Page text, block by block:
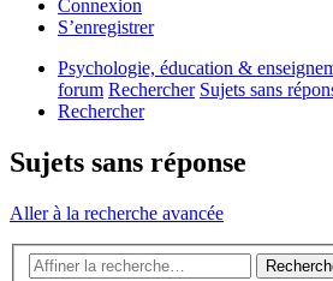
Connexion
S’enregistrer
Psychologie, éducation &
forum Rechercher Sujets sans
Rechercher
Sujets sans réponse
Aller à la recherche avancée